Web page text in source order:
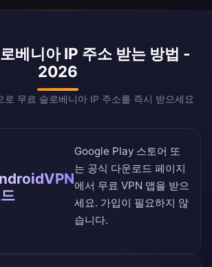
베니아 IP 주소 받는 방법 -
2026
로 무료 슬로베니아 IP 주소를 즉시 받으세요
Google Play 스토어 또
는 공식 다운로드 페이지
에서 무료 VPN 앱을 받으
세요. 가입이 필요하지 않
습니다.